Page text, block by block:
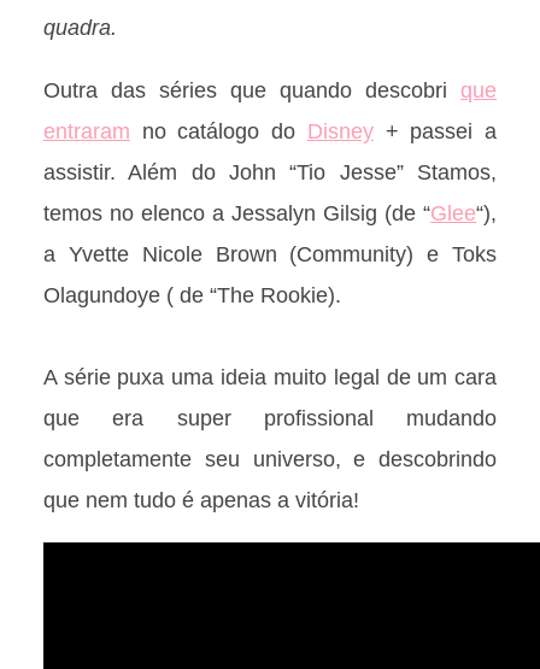
quadra.
Outra das séries que quando descobri que
entraram no catálogo do Disney+ passei a
assistir. Além do John “Tio Jesse” Stamos,
temos no elenco a Jessalyn Gilsig (de “Glee“),
a Yvette Nicole Brown (Community) e Toks
Olagundoye ( de “The Rookie).
A série puxa uma ideia muito legal de um cara
que era super profissional mudando
completamente seu universo, e descobrindo
que nem tudo é apenas a vitória!